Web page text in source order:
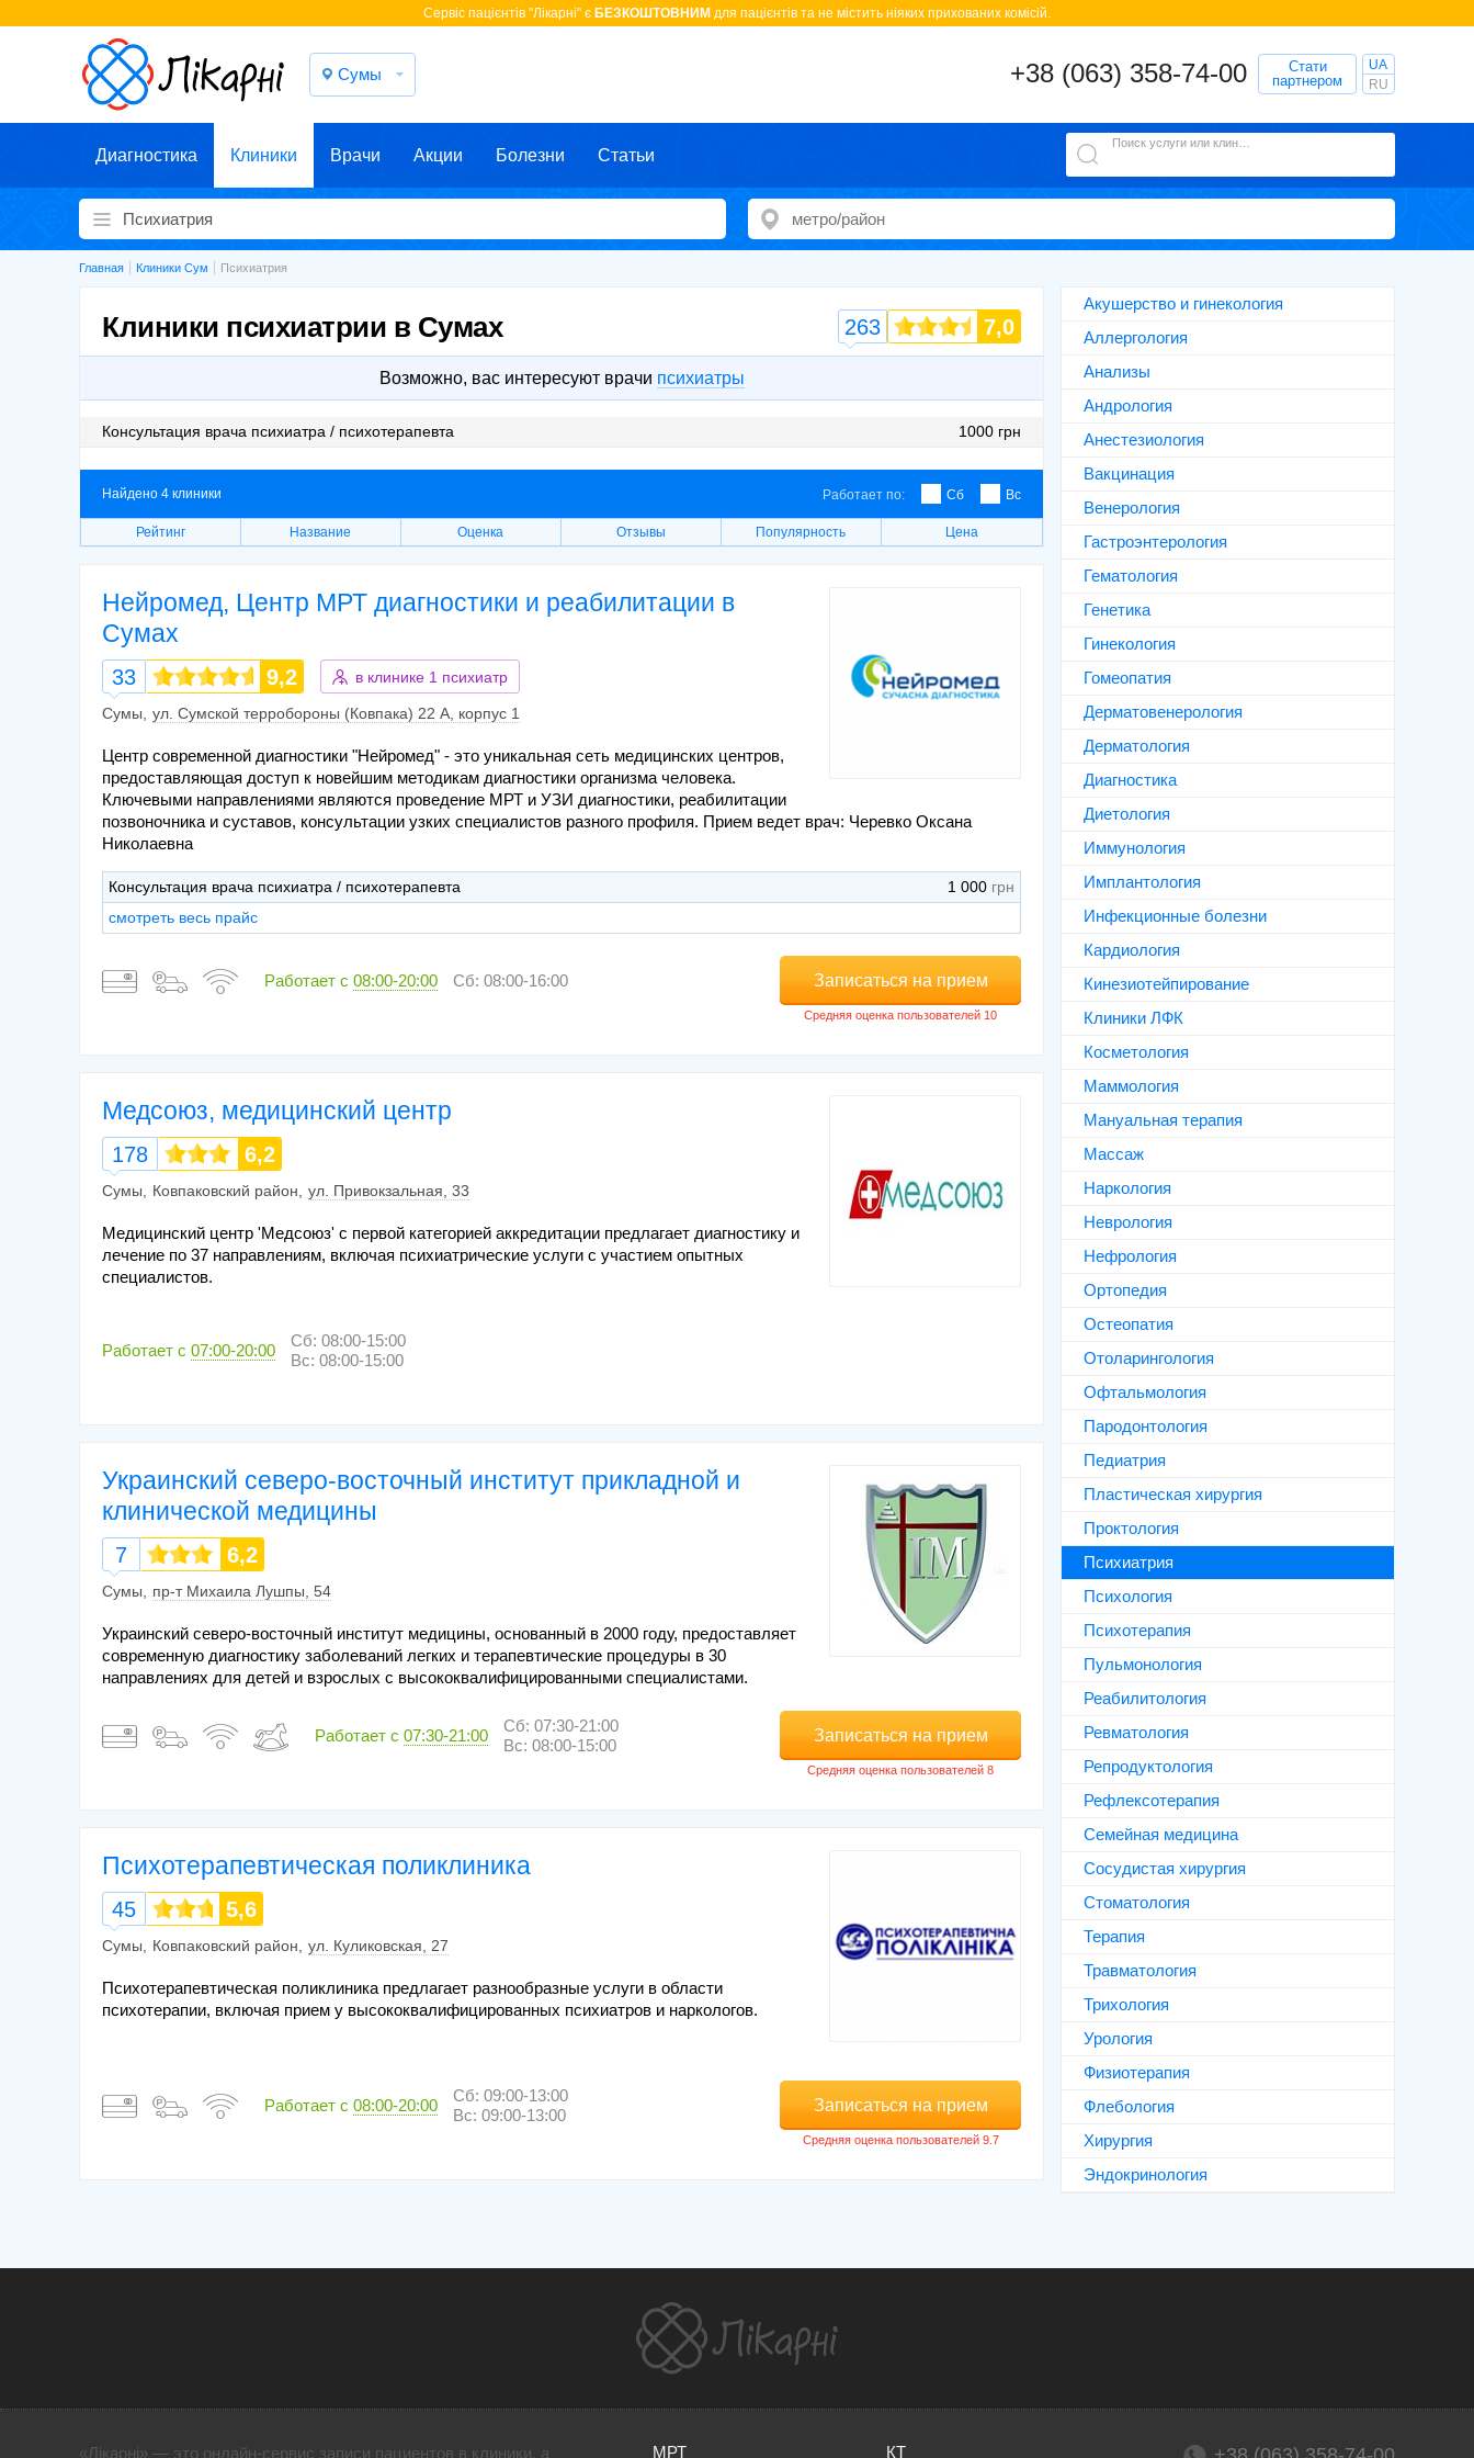
Cервіс пацієнтів "Лікарні" є БЕЗКОШТОВНИМ для пацієнтів та не містить ніяких прихованих комісій.
Сумы +38 (063) 358-74-00
Стати
партнером
UA
RU
Диагностика Клиники Врачи Акции Болезни Статьи
Главная Клиники Сум Психиатрия
Клиники психиатрии в Сумах
Возможно, вас интересуют врачи психиатры
Консультация врача психиатра / психотерапевта 1000 грн
263 7,0
Найдено 4 клиники Работает по: Сб Вс
Рейтинг Название Оценка Отзывы Популярность Цена
Нейромед, Центр МРТ диагностики и реабилитации в
Сумах
33 9,2 в клинике 1 психиатр
Сумы ул. Сумской терробороны (Ковпака) 22 А, корпус 1
Центр современной диагностики "Нейромед" - это уникальная сеть медицинских центров,
предоставляющая доступ к новейшим методикам диагностики организма человека.
Ключевыми направлениями являются проведение МРТ и УЗИ диагностики, реабилитации
позвоночника и суставов, консультации узких специалистов разного профиля. Прием ведет врач: Черевко Оксана
Николаевна
Консультация врача психиатра / психотерапевта
1 000
смотреть весь прайс
Работает с 08:00-20:00 Сб: 08:00-16:00 Записаться на прием
Медсоюз, медицинский центр
178 6,2
Сумы Ковпаковский район ул. Привокзальная, 33
Медицинский центр 'Медсоюз' с первой категорией аккредитации предлагает диагностику и
лечение по 37 направлениям, включая психиатрические услуги с участием опытных
специалистов.
Работает с 07:00-20:00
Сб: 08:00-15:00
Вс: 08:00-15:00
Украинский северо-восточный институт прикладной и
клинической медицины
7 6,2
Сумы пр-т Михаила Лушпы, 54
Украинский северо-восточный институт медицины, основанный в 2000 году, предоставляет
современную диагностику заболеваний легких и терапевтические процедуры в 30
направлениях для детей и взрослых с высококвалифицированными специалистами.
Работает с 07:30-21:00
Сб: 07:30-21:00
Вс: 08:00-15:00
Записаться на прием
Психотерапевтическая поликлиника
45 5,6
Сумы Ковпаковский район ул. Куликовская, 27
Психотерапевтическая поликлиника предлагает разнообразные услуги в области
психотерапии, включая прием у высококвалифицированных психиатров и наркологов.
Работает с 08:00-20:00
Сб: 09:00-13:00
Вс: 09:00-13:00
Записаться на прием
Акушерство и гинекология
Аллергология
Анализы
Андрология
Анестезиология
Вакцинация
Венерология
Гастроэнтерология
Гематология
Генетика
Гинекология
Гомеопатия
Дерматовенерология
Дерматология
Диагностика
Диетология
Иммунология
Имплантология
Инфекционные болезни
Кардиология
Кинезиотейпирование
Клиники ЛФК
Косметология
Маммология
Мануальная терапия
Массаж
Наркология
Неврология
Нефрология
Ортопедия
Остеопатия
Отоларингология
Офтальмология
Пародонтология
Педиатрия
Пластическая хирургия
Проктология
Психиатрия
Психология
Психотерапия
Пульмонология
Реабилитология
Ревматология
Репродуктология
Рефлексотерапия
Семейная медицина
Сосудистая хирургия
Стоматология
Терапия
Травматология
Трихология
Урология
Физиотерапия
Флебология
Хирургия
Эндокринология
«Лікарні» — это онлайн-сервис записи пациентов в клиники, а МРТ КТ